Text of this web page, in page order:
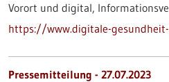
Vorort und digital,
https://www.digitale-
Pressemitteilung - 27.07.2023